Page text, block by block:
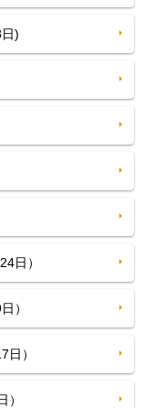
)
日）
）
）